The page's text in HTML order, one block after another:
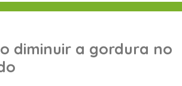
diminuir a gordura no